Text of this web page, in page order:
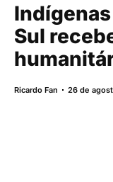
Sul
Ricardo Fan 26 de